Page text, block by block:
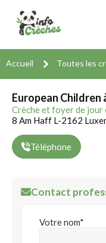
Accueil Toutes les
European Children
Crèche et foyer de jour
8 Am Haff L-2162
Téléphone
Contact
Votre nom*